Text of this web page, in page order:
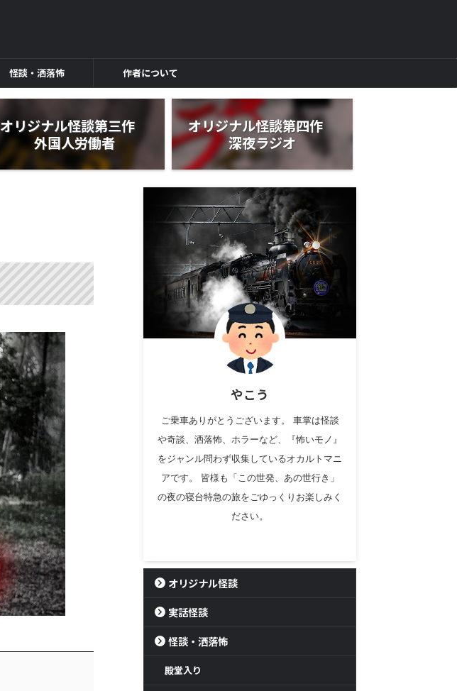
怪談・洒落怖 作者について
オリジナル怪談第三作
外国人労働者
オリジナル怪談第四作
深夜ラジオ
やこう
ご乗車ありがとうございます。 車掌は怪談
や奇談、洒落怖、ホラーなど、『怖いモノ』
をジャンル問わず収集しているオカルトマニ
アです。 皆様も「この世発、あの世行き」
の夜の寝台特急の旅をごゆっくりお楽しみく
ださい。
オリジナル怪談
実話怪談
怪談・洒落怖
殿堂入り